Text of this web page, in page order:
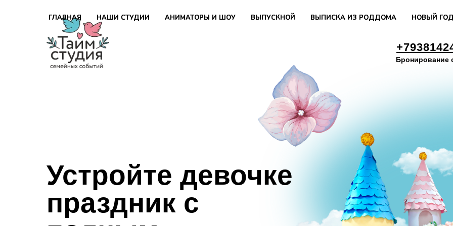
ГЛАВНАЯ НАШИ СТУДИИ АНИМАТОРЫ И ШОУ ВЫПУСКНОЙ ВЫПИСКА ИЗ РОДДОМА НОВЫЙ ГОД
ГЛАВНАЯ НАШИ СТУДИИ АНИМАТОРЫ И ШОУ ВЫПУСКНОЙ ВЫПИСКА ИЗ РОДДОМА НОВЫЙ ГОД
Бронирование
Устройте девочке
праздник с